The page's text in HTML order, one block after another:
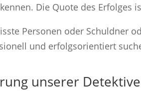
Die Quote des Erfolges
Personen oder Schuldner
und erfolgsorientiert
unserer Detektive